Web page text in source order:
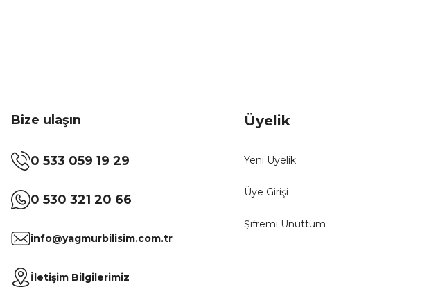
Bize ulaşın
0 533 059 19 29
0 530 321 20 66
info@yagmurbilisim.com.tr
İletişim Bilgilerimiz
Üyelik
Yeni Üyelik
Üye Girişi
Şifremi Unuttum